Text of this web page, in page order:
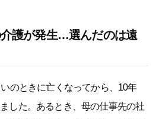
護が発生…選んだのは遠
のときに亡くなってから、10年
した。あるとき、母の仕事先の社